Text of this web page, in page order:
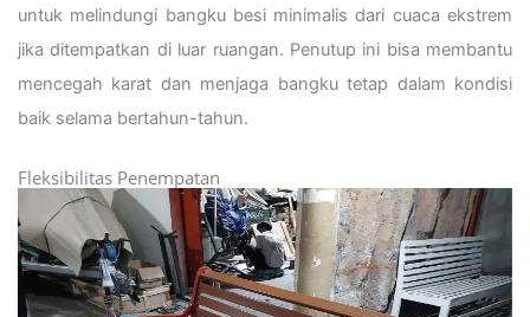
untuk melindungi bangku besi minimalis dari cuaca ekstrem
jika ditempatkan di luar ruangan. Penutup ini bisa membantu
mencegah karat dan menjaga bangku tetap dalam kondisi
baik selama bertahun-tahun.
Fleksibilitas Penempatan